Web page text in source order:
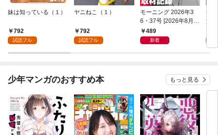
妹は知っている（１）
792
試読フル
ヤニねこ（１）
792
試読フル
モーニング 2026年3
6・37号 [2026年8月6
日発売]
489
新着
ゲ
貴
を
し
少年マンガのおすすめ本 もっと見る